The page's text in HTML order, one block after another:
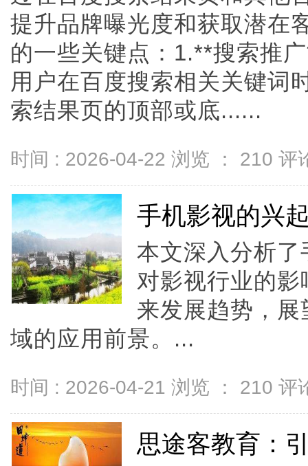
提升品牌曝光度和获取潜在
的一些关键点：1.**搜索推
用户在百度搜索相关关键词
索结果页的顶部或底......
时间 : 2026-04-22 浏览 ： 210 评
手机影视的兴
本文深入分析
对影视行业的
来发展趋势，
域的应用前景。...
时间 : 2026-04-21 浏览 ： 210 评
思途客教育：